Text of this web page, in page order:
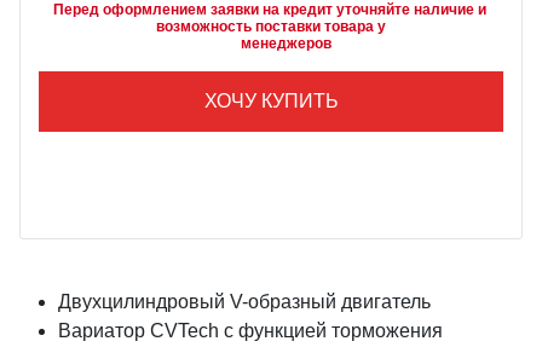
Перед оформлением заявки на кредит уточняйте наличие и
возможность поставки товара у
        менеджеров
ХОЧУ КУПИТЬ
Двухцилиндровый V-образный двигатель
Вариатор CVTech с функцией торможения